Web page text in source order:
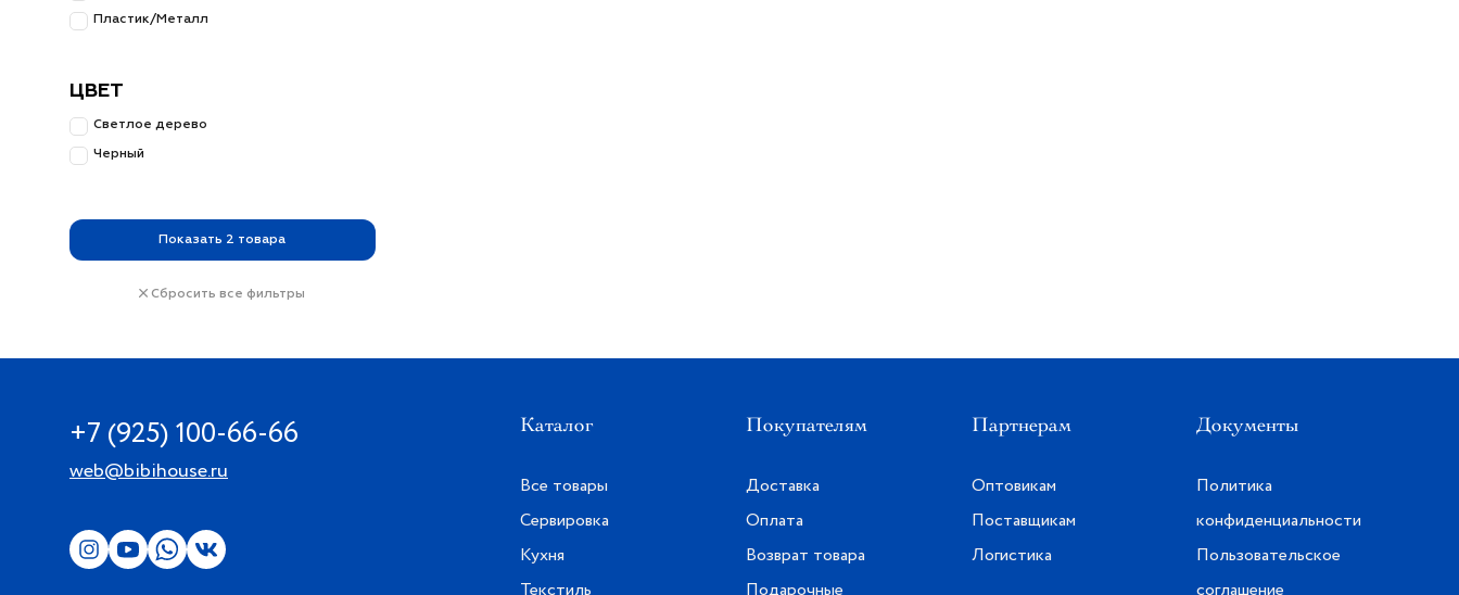
Пластик/Металл
ЦВЕТ
Светлое дерево
Черный
Показать 2 товара
Сбросить все фильтры
+7 (925) 100-66-66
web@bibihouse.ru
Каталог
Все товары
Сервировка
Кухня
Покупателям
Доставка
Оплата
Возврат товара
Партнерам
Оптовикам
Поставщикам
Логистика
Документы
Политика
конфиденциальности
Пользовательское